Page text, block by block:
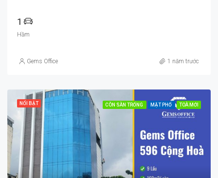
1
Hầm
Gems Office 1 năm trước
NỔI BẬT CÒN SÀN TRỐNG MẶT PHỐ TOÀ MỚI